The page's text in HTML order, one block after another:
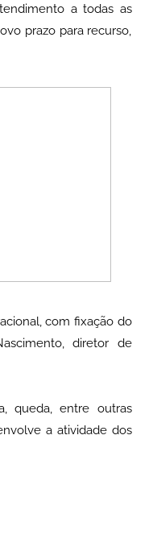
a todas as
prazo para recurso,
com fixação do
diretor de
queda, entre outras
a atividade dos